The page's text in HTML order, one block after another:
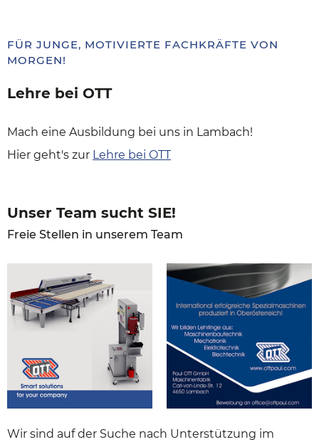
FÜR JUNGE, MOTIVIERTE FACHKRÄFTE VON
MORGEN!
Lehre bei OTT
Mach eine Ausbildung bei uns in Lambach!
Hier geht's zur Lehre bei OTT
Unser Team sucht SIE!
Freie Stellen in unserem Team
Wir sind auf der Suche nach Unterstützung im